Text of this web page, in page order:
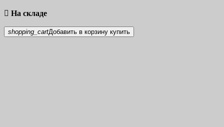
 На складе
shopping_cartДобавить в корзину купить